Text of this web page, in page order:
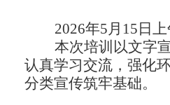
2026年5月 15 日
本次培训以文字
认真学习交流，强化
分类宣传筑牢基础。